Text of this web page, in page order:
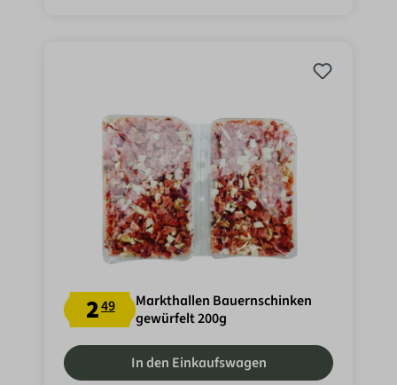
249
Markthallen Bauernschinken
gewürfelt 200g
In den Einkaufswagen